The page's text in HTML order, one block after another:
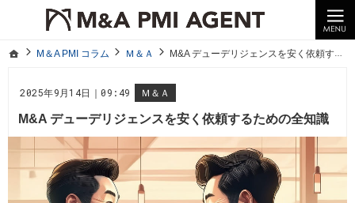
ホームM＆A PMI コラム Ｍ＆Ａ M&A デューデリジェンスを安く依頼するための全知識
2025年9月14日｜09:49 Ｍ＆Ａ
M&A デューデリジェンスを安く依頼するための全知識
10年以上の経験。企業の経営統合や売却はM＆A PMI AGENTへ。
M＆A PMI コラム｜M＆A・PMI・事業承継のポイントや成功事例をわかりやすくご紹介
ホームM＆A PMI コラム Ｍ＆Ａ M&A デューデリジェンスを安く依頼するための全知識